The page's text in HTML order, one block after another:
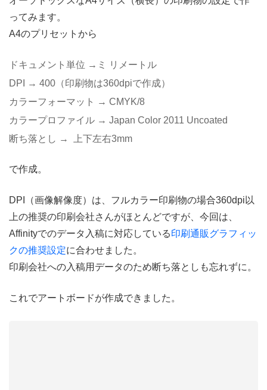
ってみます。
A4のプリセットから
ドキュメント単位 →ミ リメートル
DPI → 400（印刷物は360dpiで作成）
カラーフォーマット → CMYK/8
カラープロファイル → Japan Color 2011 Uncoated
断ち落とし → 上下左右3mm
で作成。
DPI（画像解像度）は、フルカラー印刷物の場合360dpi以
上の推奨の印刷会社さんがほとんどですが、今回は、
Affinityでのデータ入稿に対応している印刷通販グラフィッ
クの推奨設定に合わせました。
印刷会社への入稿用データのため断ち落としも忘れずに。
これでアートボードが作成できました。